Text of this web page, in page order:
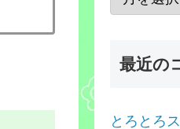
最近の
とろとろ